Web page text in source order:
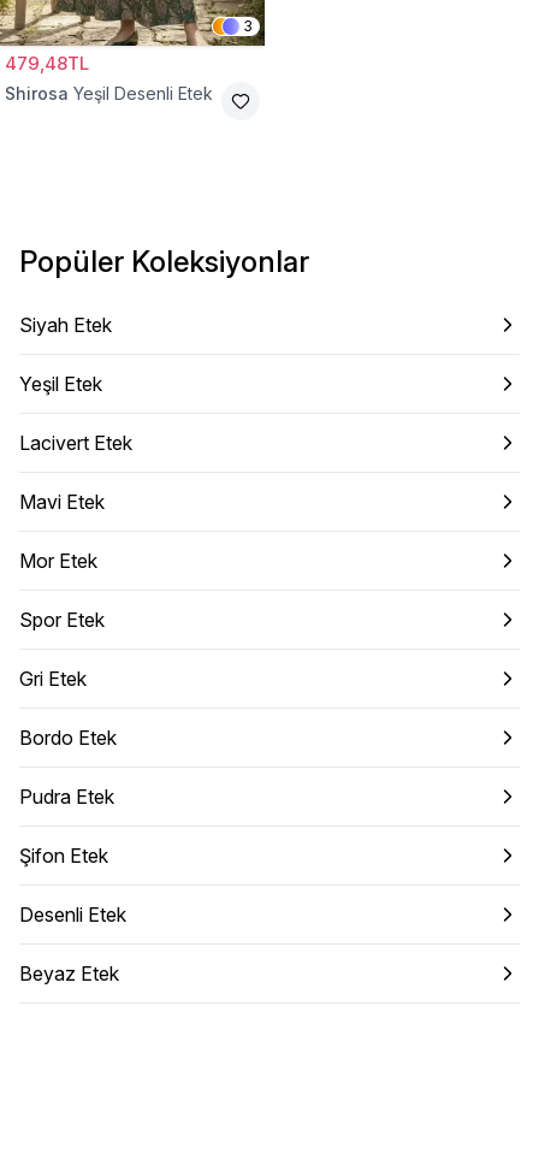
3
479,48TL
Shirosa Yeşil Desenli Etek
Popüler Koleksiyonlar
Siyah Etek
Yeşil Etek
Lacivert Etek
Mavi Etek
Mor Etek
Spor Etek
Gri Etek
Bordo Etek
Pudra Etek
Şifon Etek
Desenli Etek
Beyaz Etek